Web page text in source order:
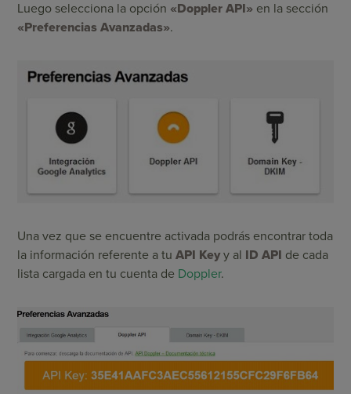
Luego selecciona la opción «Doppler API» en la sección
«Preferencias Avanzadas».
Una vez que se encuentre activada podrás encontrar toda
la información referente a tuAPI Keyy al ID API de cada
lista cargada en tu cuenta de Doppler.